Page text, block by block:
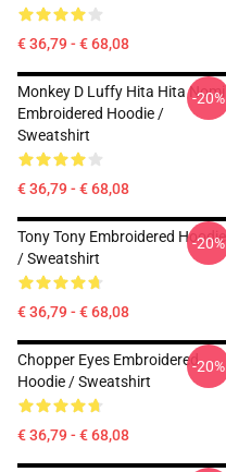
€ 36,79 - € 68,08
Monkey D Luffy Hita Hita Nomi
Embroidered Hoodie /
Sweatshirt
€ 36,79 - € 68,08
-20%
Tony Tony Embroidered Hoodie
/ Sweatshirt
€ 36,79 - € 68,08
-20%
Chopper Eyes Embroidered
Hoodie / Sweatshirt
€ 36,79 - € 68,08
-20%